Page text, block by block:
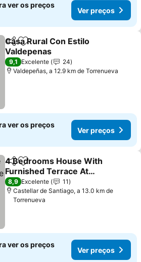
ver os preços
Ver preços
PartilharAdicionar aos favoritos
Casa Rural Con Estilo
Valdepenas
Ver preços
9,1 Excelente
24
Valdepeñas, a 12.9 km de Torrenueva
ver os preços
Ver preços
PartilharAdicionar aos favoritos
4 Bedrooms House With
Furnished Terrace At
Castellar De Santiago
Ver preços
8,9 Excelente
11
Castellar de Santiago, a 13.0 km de
Torrenueva
ver os preços
Ver preços